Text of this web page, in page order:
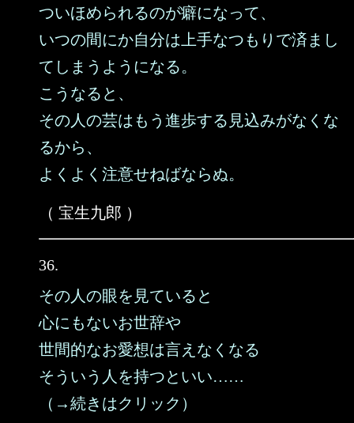
ついほめられるのが癖になって、
いつの間にか自分は上手なつもりで済まし
てしまうようになる。
こうなると、
その人の芸はもう進歩する見込みがなくな
るから、
よくよく注意せねばならぬ。
（ 宝生九郎 ）
36.
その人の眼を見ていると
心にもないお世辞や
世間的なお愛想は言えなくなる
そういう人を持つといい……
（→続きはクリック）